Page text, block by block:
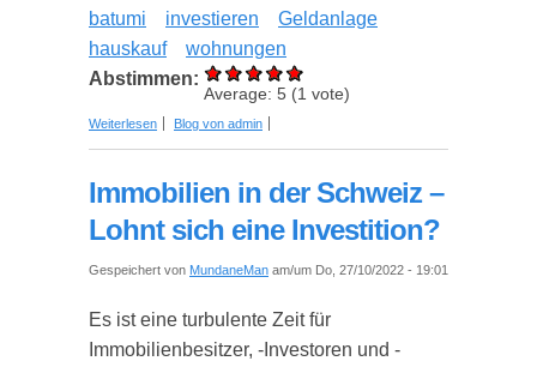
batumi
investieren
Geldanlage
hauskauf
wohnungen
Abstimmen:
Average: 5 (1 vote)
Weiterlesen über Immobilienkauf in Batumi: Verborgene
Blog von admin
Immobilien in der Schweiz –
Lohnt sich eine Investition?
Gespeichert von MundaneMan am/um Do, 27/10/2022 - 19:01
Es ist eine turbulente Zeit für
Immobilienbesitzer, -Investoren und -